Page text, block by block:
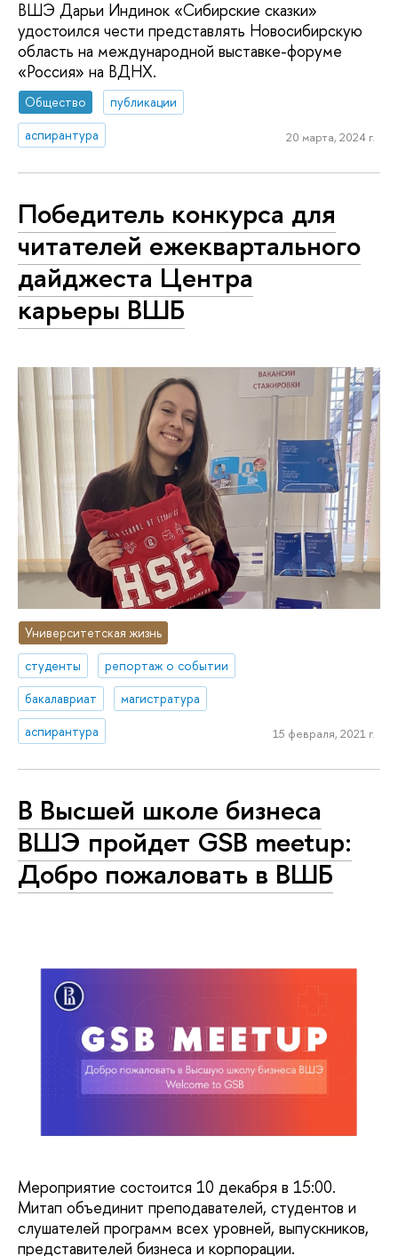
ВШЭ Дарьи Индинок «Сибирские сказки»
удостоился чести представлять Новосибирскую
область на международной выставке-форуме
«Россия» на ВДНХ.
Общество
публикации
аспирантура
20 марта, 2024 г.
Победитель конкурса для
читателей ежеквартального
дайджеста Центра
карьеры ВШБ
Университетская жизнь
студенты
репортаж о событии
бакалавриат
магистратура
аспирантура
15 февраля, 2021 г.
В Высшей школе бизнеса
ВШЭ пройдет GSB meetup:
Добро пожаловать в ВШБ
Мероприятие состоится 10 декабря в 15:00.
Митап объединит преподавателей, студентов и
слушателей программ всех уровней, выпускников,
представителей бизнеса и корпорации.